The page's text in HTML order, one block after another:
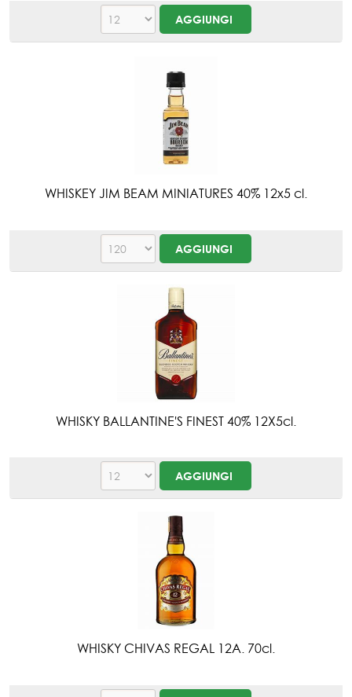
WHISKEY JIM BEAM MINIATURES 40% 12x5 cl.
WHISKY BALLANTINE'S FINEST 40% 12X5cl.
WHISKY CHIVAS REGAL 12A. 70cl.